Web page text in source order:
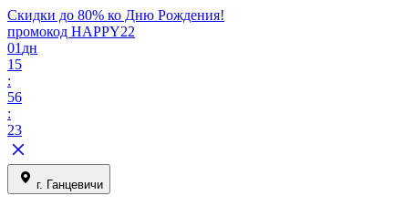
Скидки до 80% ко Дню Рождения!
промокод HAPPY22
01 дн
15
:
56
:
23
г. Ганцевичи